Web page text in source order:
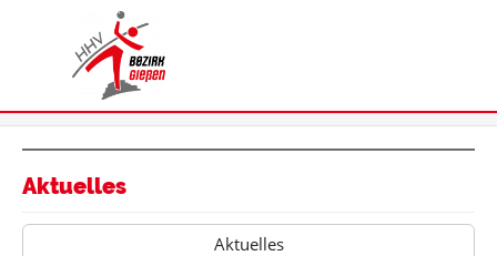
Aktuelles
Aktuelles